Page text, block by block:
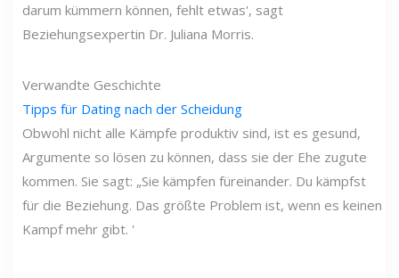
darum kümmern können, fehlt etwas', sagt
Beziehungsexpertin Dr. Juliana Morris.
Verwandte Geschichte
Tipps für Dating nach der Scheidung
Obwohl nicht alle Kämpfe produktiv sind, ist es gesund,
Argumente so lösen zu können, dass sie der Ehe zugute
kommen. Sie sagt: „Sie kämpfen füreinander. Du kämpfst
für die Beziehung. Das größte Problem ist, wenn es keinen
Kampf mehr gibt. '